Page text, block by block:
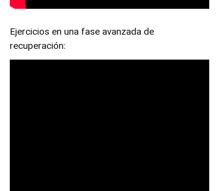
Ejercicios en una fase avanzada de
recuperación: